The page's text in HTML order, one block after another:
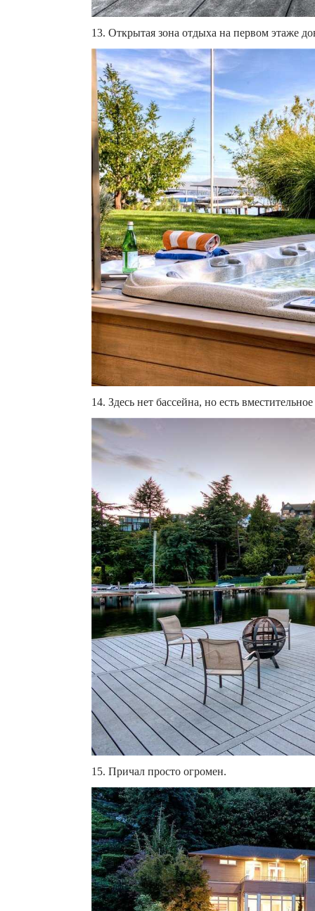
13. Открытая зона отдыха на первом этаже
14. Здесь нет бассейна, но есть
15. Причал просто огромен.